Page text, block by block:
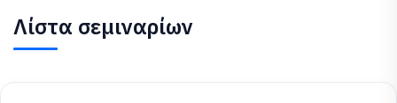
Λίστα σεμιναρίων